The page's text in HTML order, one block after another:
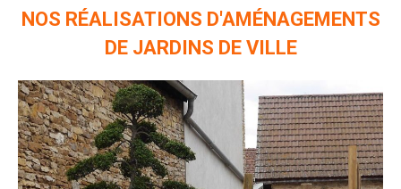
NOS RÉALISATIONS D'AMÉNAGEMENTS
DE JARDINS DE VILLE